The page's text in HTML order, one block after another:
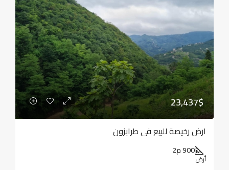
23,437$
ارض رخيصة للبيع في طرابزون
900 م2
أرض